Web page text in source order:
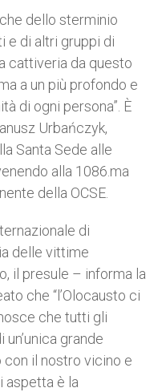
dello sterminio
e di altri gruppi di
cattiveria da questo
a un più profondo e
di ogni persona”. È
Urbańczyk,
Santa Sede alle
alla 1086.ma
della OCSE.
di
delle vittime
il presule – informa la
che “l’Olocausto ci
che tutti gli
grande
il nostro vicino e
aspetta è la